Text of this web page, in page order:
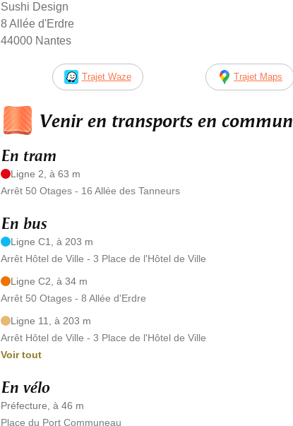
Sushi Design
8 Allée d'Erdre
44000 Nantes
Trajet Waze Trajet Maps
Venir en transports en commun
En tram
Ligne 2, à 63 m
Arrêt 50 Otages - 16 Allée des Tanneurs
En bus
Ligne C1, à 203 m
Arrêt Hôtel de Ville - 3 Place de l'Hôtel de Ville
Ligne C2, à 34 m
Arrêt 50 Otages - 8 Allée d'Erdre
Ligne 11, à 203 m
Arrêt Hôtel de Ville - 3 Place de l'Hôtel de Ville
Voir tout
En vélo
Préfecture, à 46 m
Place du Port Communeau